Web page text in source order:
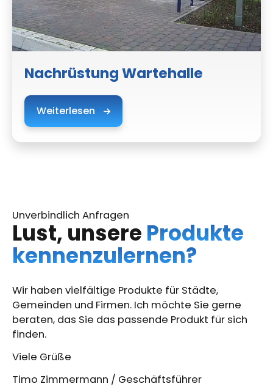
Nachrüstung Wartehalle
Weiterlesen
Unverbindlich Anfragen
Lust, unsere Produkte
kennen­zulernen?
Wir haben vielfältige Produkte für Städte,
Gemeinden und Firmen. Ich möchte Sie gerne
beraten, das Sie das passende Produkt für sich
finden.
Viele Grüße
Timo Zimmermann / Geschäftsführer